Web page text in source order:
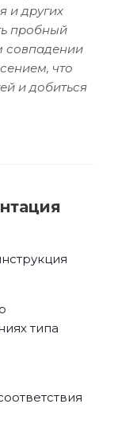
и других
пробный
совпадении
что
и добиться
типа